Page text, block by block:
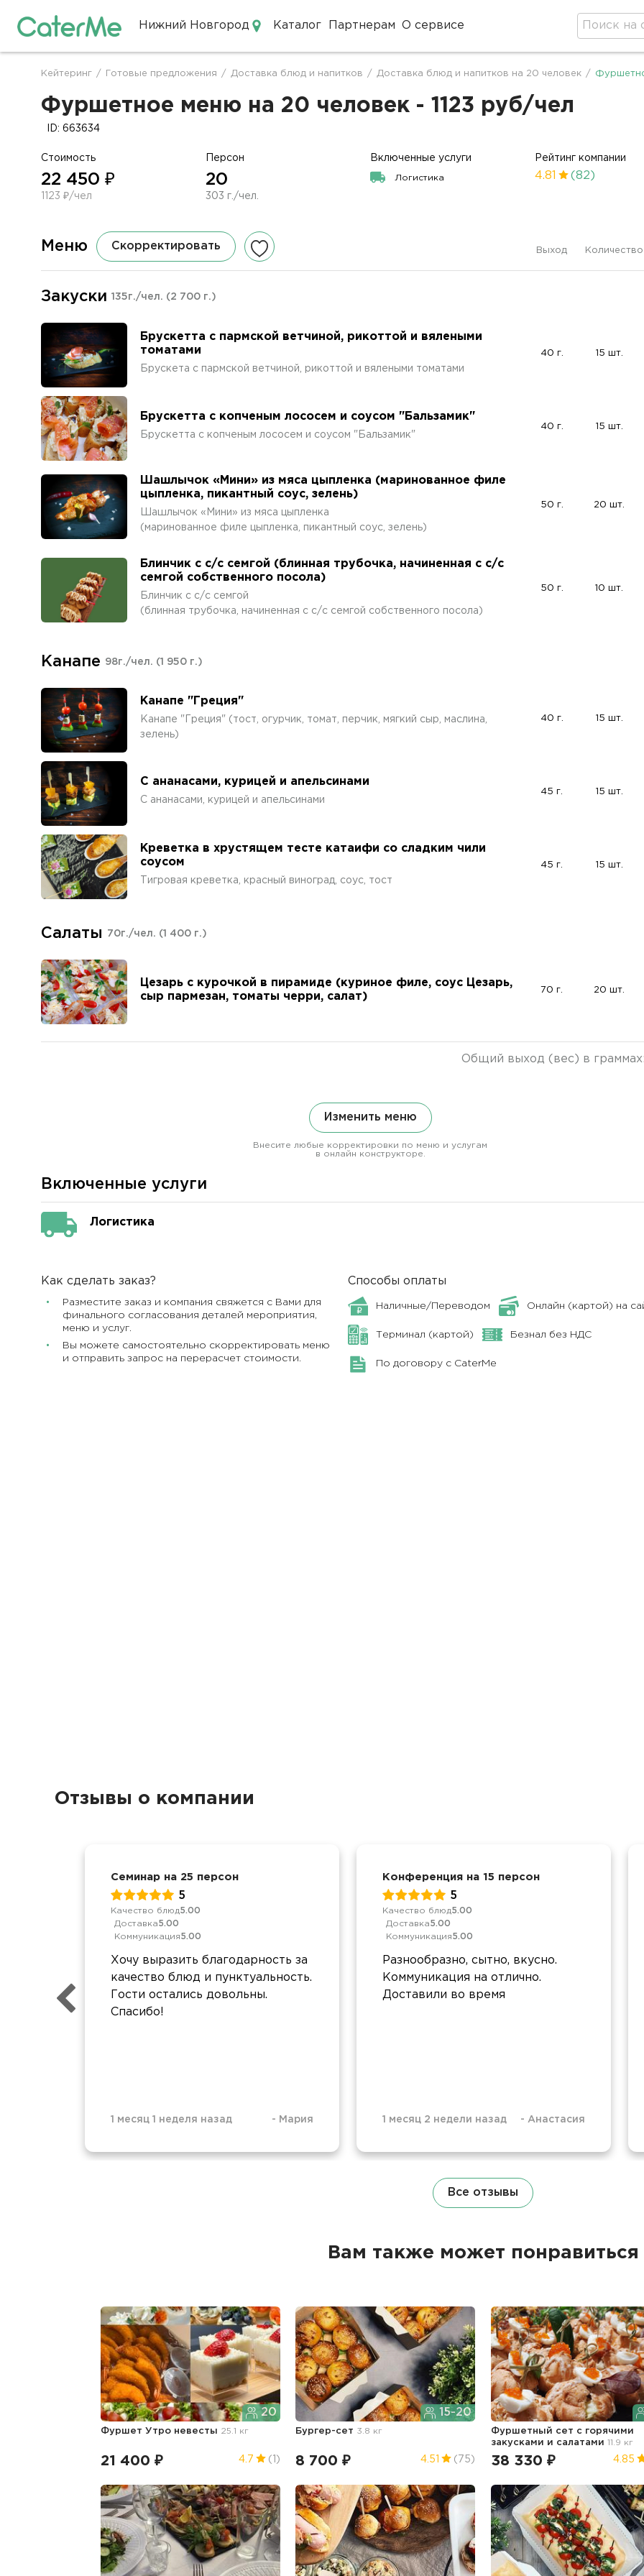
Нижний Новгород Каталог Партнерам О сервисе
Строка
навигации
Кейтеринг / Готовые предложения / Доставка блюд и напитков / Доставка блюд и напитков на 20 человек /
Фуршетное меню на 20 человек - 1123 руб/чел
ID: 663634
Стоимость
22 450 ₽
1123 ₽/чел
Персон
20
303 г./чел.
Включенные услуги
Логистика
Рейтинг компании
4.81 (82)
Меню Скорректировать Выход Количество
Закуски 135г./чел. (2 700 г.)
Брускетта с пармской ветчиной, рикоттой и вялеными
томатами
Брускета с пармской ветчиной, рикоттой и вялеными томатами
40 г. 15 шт.
Брускетта с копченым лососем и соусом "Бальзамик"
Брускетта с копченым лососем и соусом "Бальзамик"
40 г. 15 шт.
Шашлычок «Мини» из мяса цыпленка (маринованное филе
цыпленка, пикантный соус, зелень)
Шашлычок «Мини» из мяса цыпленка
(маринованное филе цыпленка, пикантный соус, зелень)
50 г. 20 шт.
Блинчик с с/с семгой (блинная трубочка, начиненная с с/с
семгой собственного посола)
Блинчик с с/с семгой
(блинная трубочка, начиненная с с/с семгой собственного посола)
50 г. 10 шт.
Канапе 98г./чел. (1 950 г.)
Канапе "Греция"
Канапе "Греция" (тост, огурчик, томат, перчик, мягкий сыр, маслина,
зелень)
40 г. 15 шт.
С ананасами, курицей и апельсинами
С ананасами, курицей и апельсинами
45 г. 15 шт.
Креветка в хрустящем тесте катаифи со сладким чили
соусом
Тигровая креветка, красный виноград, соус, тост
45 г. 15 шт.
Салаты 70г./чел. (1 400 г.)
Цезарь с курочкой в пирамиде (куриное филе, соус Цезарь,
сыр пармезан, томаты черри, салат)
70 г. 20 шт.
Общий выход (вес) в
Изменить меню
Внесите любые корректировки по меню и услугам
в онлайн конструкторе.
Включенные услуги
Логистика
Как сделать заказ?
Разместите заказ и компания свяжется с Вами для
финального согласования деталей мероприятия,
меню и услуг.
Вы можете самостоятельно скорректировать меню
и отправить запрос на перерасчет стоимости.
Способы оплаты
Наличные/Переводом Онлайн (картой) на
Терминал (картой) Безнал без НДС
По договору с CaterMe
Отзывы о компании
Семинар на 25 персон
5
Качество блюд5.00
Доставка5.00
Коммуникация5.00
Хочу выразить благодарность за
качество блюд и пунктуальность.
Гости остались довольны.
Спасибо!
1 месяц 1 неделя назад - Мария
Конференция на 15 персон
5
Качество блюд5.00
Доставка5.00
Коммуникация5.00
Разнообразно, сытно, вкусно.
Коммуникация на отлично.
Доставили во время
1 месяц 2 недели назад - Анастасия
Все отзывы
Вам также может понравиться
20
Фуршет Утро невесты 25.1 кг
21 400 ₽ 4.7 (1)
15-20
Бургер-сет 3.8 кг
8 700 ₽ 4.51 (75)
Фуршетный сет с горячими
закусками и салатами 11.9 кг
38 330 ₽ 4.85